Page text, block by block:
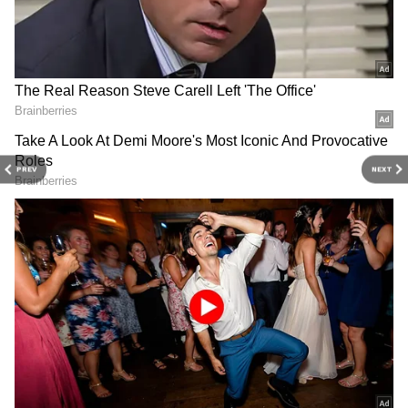
PREV NEXT
MG కామెట్ కారు ఒక్కసారి ఛార్జ్ చేస్తే 230 కిలోమీటర్ల
మైలేజీని ఇస్తుంది. దీనిలో 17.3 kWh బ్యాటరీ ప్యాక్‌
ఉంది. దీనిని సాధారణ ఛార్జింగ్ పాయింట్ ద్వారా 7 గంటల్లో
పూర్తిగా ఛార్జ్ చేయవచ్చు.
RECOMMENDED STORIES
Tata Nexon : కొత్తకారు
కొనేవారికి టాటా బంపరాఫర్..
ట్రెండింగ్ ఎస్‌యూవీ నెక్సాన్‌ ధర
Tata EV Discounts: టాటా
ఈవీ కార్లపై రూ.3.35 లక్షల వరకు
తగ్గింపు ఆఫర్లు.. డోంట్ మిస్ !